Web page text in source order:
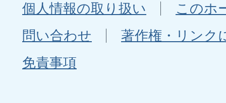
個人情報の取り扱い
このホ
問い合わせ
著作権・リンク
免責事項